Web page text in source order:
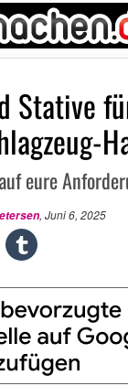
Stative
eure
, Juni 6, 2025